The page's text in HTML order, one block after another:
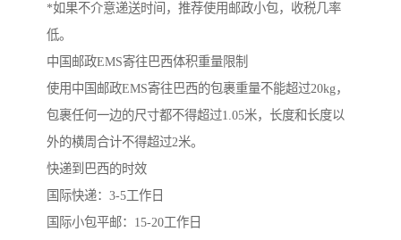
*如果不介意递送时间，推荐使用邮政小包，收税几率
低。
中国邮政EMS寄往巴西体积重量限制
使用中国邮政EMS寄往巴西的包裹重量不能超过20kg，
包裹任何一边的尺寸都不得超过1.05米，长度和长度以
外的横周合计不得超过2米。
快递到巴西的时效
国际快递：3-5工作日
国际小包平邮：15-20工作日